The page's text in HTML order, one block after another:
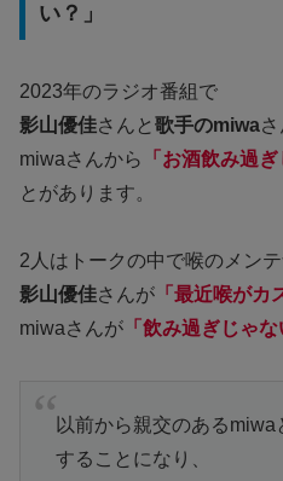
い？」
2023年のラジオ番組で
影山優佳さんと 歌手のmiwa
miwaさんから
「お酒飲み過
とがあります。
2人はトークの中で喉のメン
影山優佳さんが 「最近喉がカ
miwaさんが 「飲み過ぎじゃな
以前から親交のある
することになり、